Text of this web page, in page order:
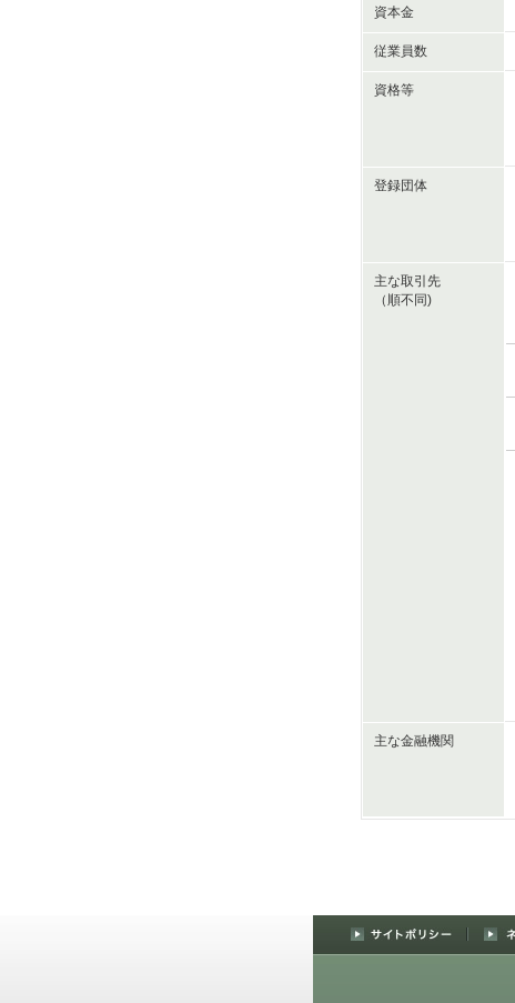
資本金
従業員数
資格等
登録団体
主な取引先
（順不同)
主な金融機関